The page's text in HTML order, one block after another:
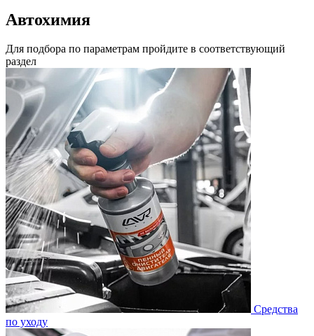
Автохимия
Для подбора по параметрам пройдите в соответствующий
раздел
Средства
по уходу